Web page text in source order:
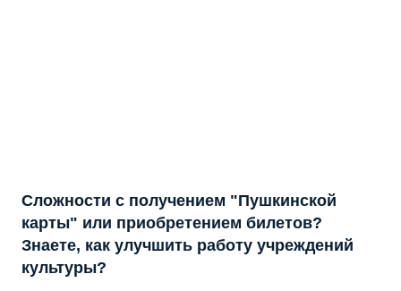
Сложности с получением "Пушкинской
карты" или приобретением билетов?
Знаете, как улучшить работу учреждений
культуры?